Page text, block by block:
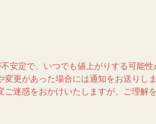
安定で、いつでも値上がりする可能
更があった場合には通知をお送りし
迷惑をおかけいたしますが、ご理解